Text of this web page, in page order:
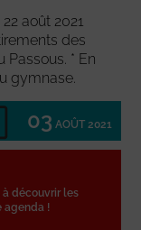
août 2021
des
Passous. * En
gymnase.
03 AOÛT 2021
à découvrir les
agenda !